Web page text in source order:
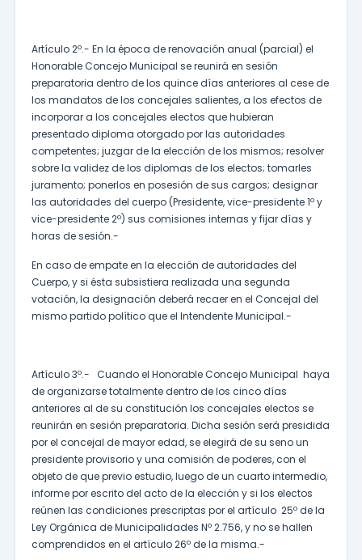
Artículo 2º.- En la época de renovación anual (parcial) el
Honorable Concejo Municipal se reunirá en sesión
preparatoria dentro de los quince días anteriores al cese de
los mandatos de los concejales salientes, a los efectos de
incorporar a los concejales electos que hubieran
presentado diploma otorgado por las autoridades
competentes; juzgar de la elección de los mismos; resolver
sobre la validez de los diplomas de los electos; tomarles
juramento; ponerlos en posesión de sus cargos; designar
las autoridades del cuerpo (Presidente, vice-presidente 1º y
vice-presidente 2º) sus comisiones internas y fijar días y
horas de sesión.-
En caso de empate en la elección de autoridades del
Cuerpo, y si ésta subsistiera realizada una segunda
votación, la designación deberá recaer en el Concejal del
mismo partido político que el Intendente Municipal.-
Artículo 3º.- Cuando el Honorable Concejo Municipal haya
de organizarse totalmente dentro de los cinco días
anteriores al de su constitución los concejales electos se
reunirán en sesión preparatoria. Dicha sesión será presidida
por el concejal de mayor edad, se elegirá de su seno un
presidente provisorio y una comisión de poderes, con el
objeto de que previo estudio, luego de un cuarto intermedio,
informe por escrito del acto de la elección y si los electos
reúnen las condiciones prescriptas por el artículo 25º de la
Ley Orgánica de Municipalidades Nº 2.756, y no se hallen
comprendidos en el artículo 26º de la misma.-